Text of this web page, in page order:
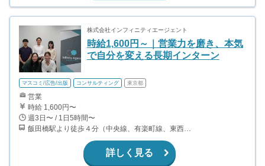
株式会社インフィニティエージェント
時給1,600円～｜営業力を磨き、本気
で自分を変える長期インターン
マスコミ/広告/出版 コンサルティング 東京都
営業
時給 1,600円〜
週3日〜 / 1日5時間〜
飯田橋駅より徒歩４分（中央線、有楽町線、東西線、南北線、都営大江戸線） 九段下駅より徒歩４分（東西線、半蔵門線、都営新宿線） ◎飯田橋駅から徒歩4分の好立地で通勤もラクラクです♪
詳しく見る